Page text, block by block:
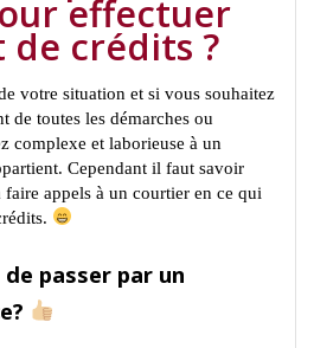
effectuer
de crédits ?
votre situation et si vous souhaitez
de toutes les démarches ou
complexe et laborieuse à un
Cependant il faut savoir
faire appels à un courtier en ce qui
passer par un